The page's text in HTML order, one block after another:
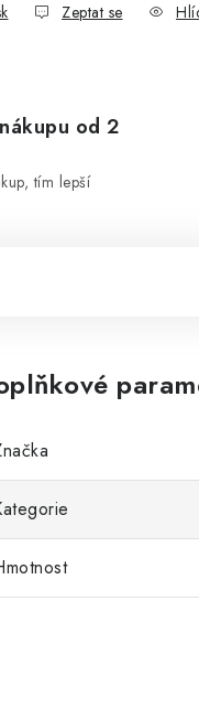
Zeptat se
od 2
tím lepší